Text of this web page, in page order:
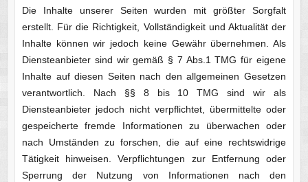
Die Inhalte unserer Seiten wurden mit größter Sorgfalt
erstellt. Für die Richtigkeit, Vollständigkeit und Aktualität der
Inhalte können wir jedoch keine Gewähr übernehmen. Als
Diensteanbieter sind wir gemäß § 7 Abs.1 TMG für eigene
Inhalte auf diesen Seiten nach den allgemeinen Gesetzen
verantwortlich. Nach §§ 8 bis 10 TMG sind wir als
Diensteanbieter jedoch nicht verpflichtet, übermittelte oder
gespeicherte fremde Informationen zu überwachen oder
nach Umständen zu forschen, die auf eine rechtswidrige
Tätigkeit hinweisen. Verpflichtungen zur Entfernung oder
Sperrung der Nutzung von Informationen nach den